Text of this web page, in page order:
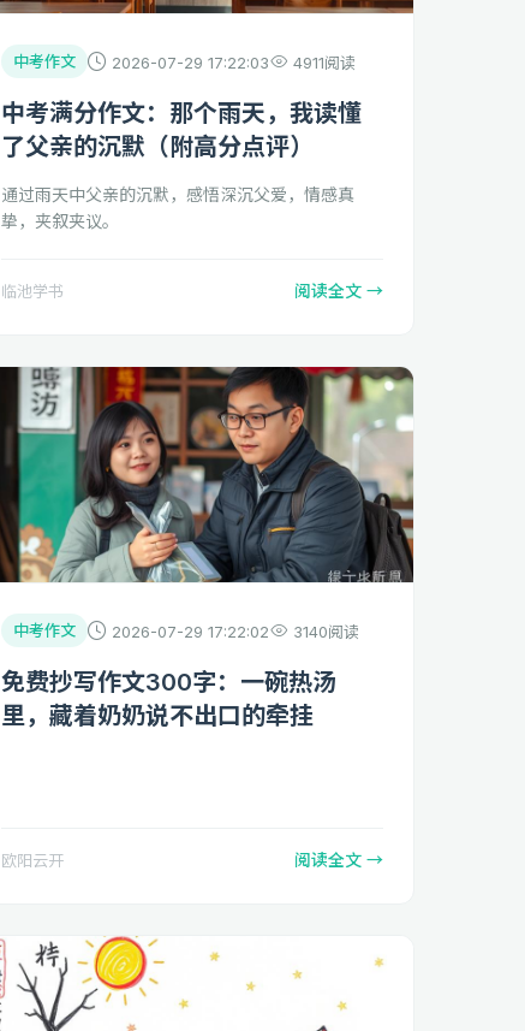
中考作文 2026-07-29 17:22:03 4911阅读
中考满分作文：那个雨天，我读懂
了父亲的沉默（附高分点评）
通过雨天中父亲的沉默，感悟深沉父爱，情感真
挚，夹叙夹议。
临池学书 阅读全文 →
中考作文 2026-07-29 17:22:02 3140阅读
免费抄写作文300字：一碗热汤
里，藏着奶奶说不出口的牵挂
欧阳云开 阅读全文 →